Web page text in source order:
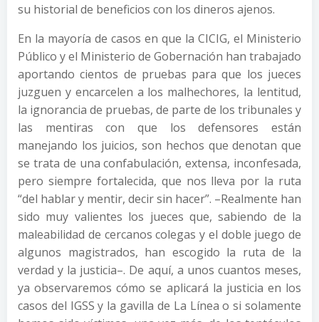
su historial de beneficios con los dineros ajenos.
En la mayoría de casos en que la CICIG, el Ministerio
Público y el Ministerio de Gobernación han trabajado
aportando cientos de pruebas para que los jueces
juzguen y encarcelen a los malhechores, la lentitud,
la ignorancia de pruebas, de parte de los tribunales y
las mentiras con que los defensores están
manejando los juicios, son hechos que denotan que
se trata de una confabulación, extensa, inconfesada,
pero siempre fortalecida, que nos lleva por la ruta
“del hablar y mentir, decir sin hacer”. –Realmente han
sido muy valientes los jueces que, sabiendo de la
maleabilidad de cercanos colegas y el doble juego de
algunos magistrados, han escogido la ruta de la
verdad y la justicia–. De aquí, a unos cuantos meses,
ya observaremos cómo se aplicará la justicia en los
casos del IGSS y la gavilla de La Línea o si solamente